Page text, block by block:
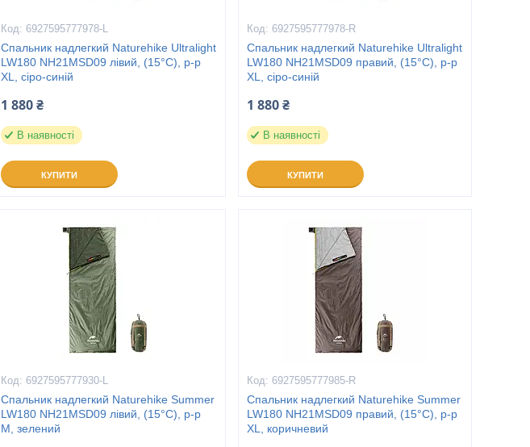
6927595777978-L
Спальник надлегкий Naturehike Ultralight
LW180 NH21MSD09 лівий, (15°C), p-p
XL, сіро-синій
1 880 ₴
В наявності
КУПИТИ
6927595777978-R
Спальник надлегкий Naturehike Ultralight
LW180 NH21MSD09 правий, (15°C), p-p
XL, сіро-синій
1 880 ₴
В наявності
КУПИТИ
6927595777930-L
Спальник надлегкий Naturehike Summer
LW180 NH21MSD09 лівий, (15°C), p-p
M, зелений
6927595777985-R
Спальник надлегкий Naturehike Summer
LW180 NH21MSD09 правий, (15°C), p-p
XL, коричневий